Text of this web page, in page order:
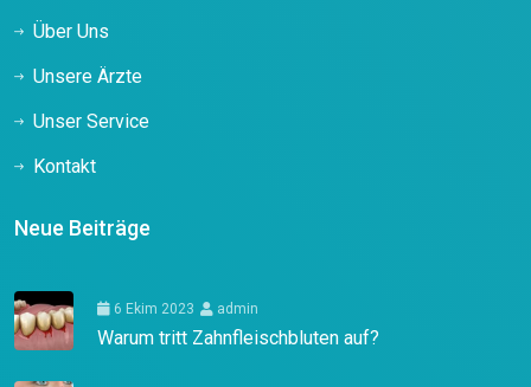
Über Uns
Unsere Ärzte
Unser Service
Kontakt
Neue Beiträge
6 Ekim 2023 admin
Warum tritt Zahnfleischbluten auf?